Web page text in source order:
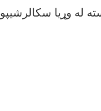
له وړیا